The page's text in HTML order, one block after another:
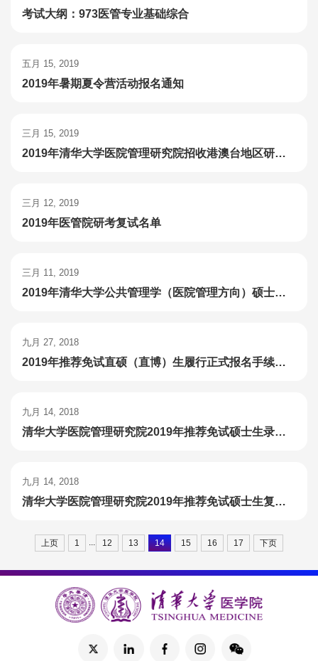
考试大纲：973医管专业基础综合
五月 15, 2019
2019年暑期夏令营活动报名通知
三月 15, 2019
2019年清华大学医院管理研究院招收港澳台地区研究生复试公告
三月 12, 2019
2019年医管院研考复试名单
三月 11, 2019
2019年清华大学公共管理学（医院管理方向）硕士招生复试录取工作办法
九月 27, 2018
2019年推荐免试直硕（直博）生履行正式报名手续的通知及资格复审要求
九月 14, 2018
清华大学医院管理研究院2019年推荐免试硕士生录取排序办法
九月 14, 2018
清华大学医院管理研究院2019年推荐免试硕士生复试名单
上页 1 ... 12 13 14 15 16 17 下页